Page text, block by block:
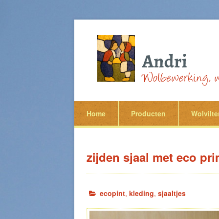
Home Producten
zijden sjaal met eco
ecopint, kleding, sjaaltjes